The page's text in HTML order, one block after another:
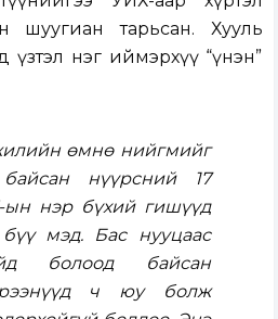
шуугиан тарьсан. Хууль
үзтэл нэг иймэрхүү “үнэн”
өмнө нийгмийг
нүүрсний 17
ын нэр бүхий гишүүд
мэд. Бас нууцаас
болоод байсан
ч юу болж